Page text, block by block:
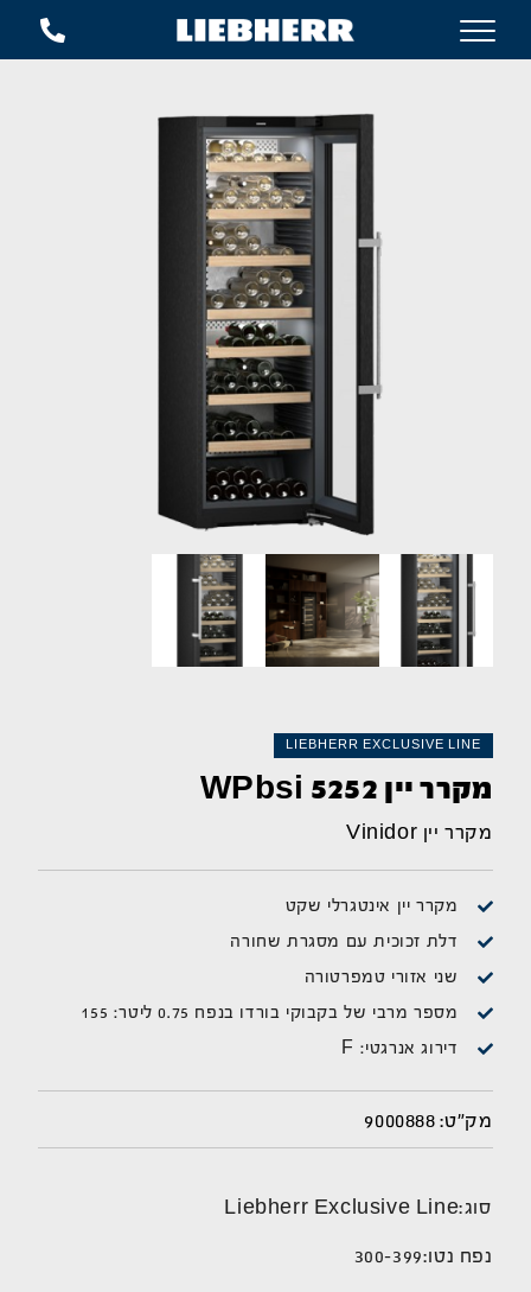
LIEBHERR EXCLUSIVE LINE
מקרר יין WPbsi 5252
מקרר יין Vinidor
מקרר יין אינטגרלי שקט
דלת זכוכית עם מסגרת שחורה
שני אזורי טמפרטורה
מספר מרבי של בקבוקי בורדו בנפח 0.75 ליטר: 155
דירוג אנרגטי: F
מק"ט: 9000888
סוג:Liebherr Exclusive Line
נפח נטו:300-399